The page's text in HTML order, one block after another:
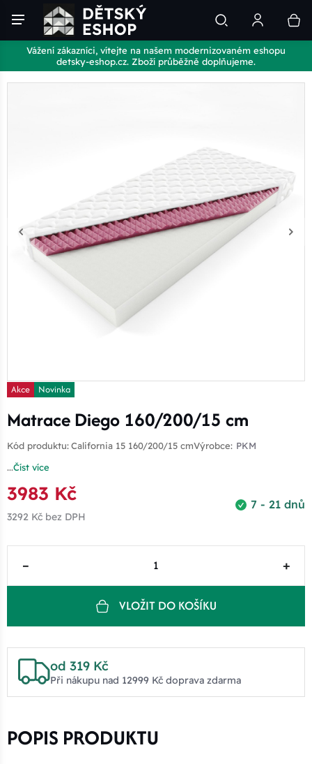
Vážení zákazníci, vítejte na našem modernizovaném eshopu
detsky-eshop.cz. Zboží průběžně doplňujeme.
Akce Novinka
Matrace Diego 160/200/15 cm
Kód produktu:California 15 160/200/15 cmVýrobce: PKM
...Číst více
7 - 21 dnů
3983 Kč
3292 Kč bez DPH
– +
VLOŽIT DO KOŠÍKU
od 319 Kč
Při nákupu nad 12999 Kč doprava zdarma
POPIS PRODUKTU